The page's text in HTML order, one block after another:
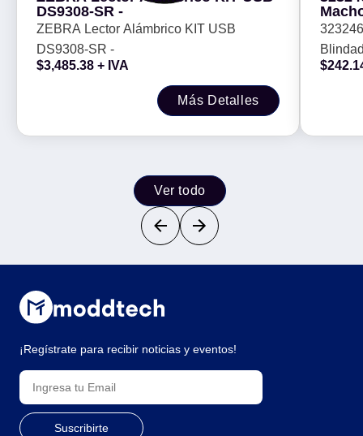
DS9308-SR -
ZEBRA Lector Alámbrico KIT USB
DS9308-SR -
$3,485.38 + IVA
Más Detalles
Con
Color
$
Ver todo
¡Regístrate para recibir noticias y eventos!